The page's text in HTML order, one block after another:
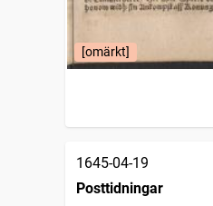
[omärkt]
1645-04-19
Posttidningar